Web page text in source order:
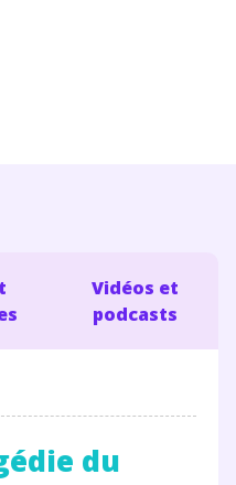
Vidéos et
podcasts
du